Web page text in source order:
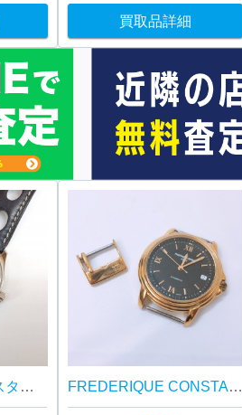
買取品詳細
フレデリック コンスタント HEARLEY AUTOMATIC(ヒーリーオートマチック)腕時計 FREDERIQUE CONSTANT(フレデリック コンスタント) FC303